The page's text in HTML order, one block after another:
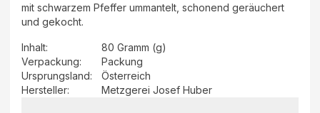
mit schwarzem Pfeffer ummantelt, schonend geräuchert
und gekocht.
Inhalt:
80 Gramm (g)
Verpackung:
Packung
Ursprungsland:
Österreich
Hersteller: Metzgerei Josef Huber